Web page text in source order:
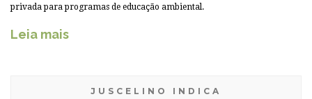
privada para programas de educação ambiental.
Leia mais
JUSCELINO INDICA